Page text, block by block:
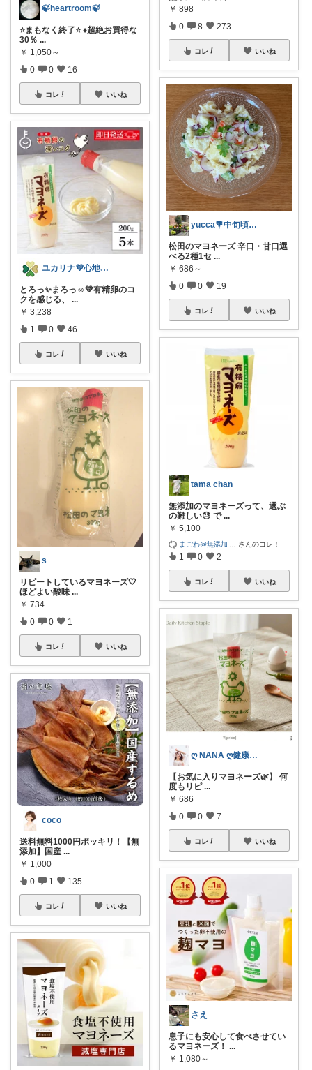
🍃heartroom🍃
⭐️まもなく終了⭐️ ♦超絶お買得な
30％ ...
￥ 1,050～
0 0 16
コレ いいね
ユカリナ💜心地よい暮らしナチュラル🌿
とろっ✨まろっ☺️💛有精卵のコ
クを感じる、
...
￥ 3,238
1 0 46
コレ いいね
s
リピートしているマヨネーズ🤍
ほどよい酸味 ...
￥ 734
0 0 1
コレ いいね
coco
送料無料1000円ポッキリ！【無
添加】国産 ...
￥ 1,000
0 1 135
コレ いいね
￥ 898
0 8 273
コレ いいね
yucca💐中旬頃までお休みします💖
松田のマヨネーズ 辛口・甘口選
べる2種1セ ...
￥ 686～
0 0 19
コレ いいね
tama chan
無添加のマヨネーズって、選ぶ
の難しい😓 で ...
￥ 5,100
まごわ@無添加 さんのコレ！
1 0 2
コレ いいね
ღ NANA ღ健康オタクの1児のママ
【お気に入りマヨネーズ🌿】 何
度もリピ ...
￥ 686
0 0 7
コレ いいね
さえ
息子にも安心して食べさせてい
るマヨネーズ！ ...
￥ 1,080～